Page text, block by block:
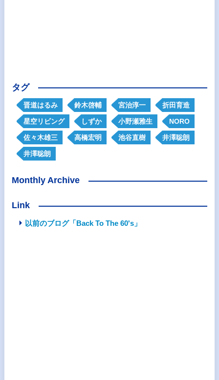
タグ
晋道はるみ 鈴木啓輔 宮治淳一 折田育造
星空リビング しずか 小野瀬雅生 NORO
佐々木雄三 高橋宏明 池谷直樹 井澤聡朗
井澤聡朗
Monthly Archive
Link
以前のブログ「Back To The 60's」